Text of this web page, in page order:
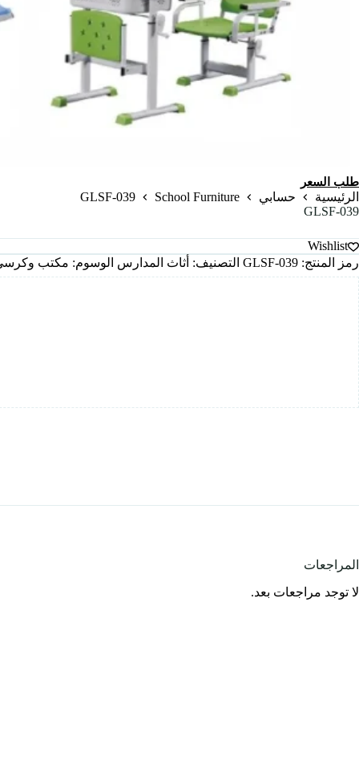
طلب السعر
الرئيسية حسابي School Furniture
GLSF-039
GLSF-039
Wishlist
رمز المنتج: GLSF-039 التصنيف: أثاث المدارس الوسوم: مكتب
المراجعات
لا توجد مراجعات بعد.